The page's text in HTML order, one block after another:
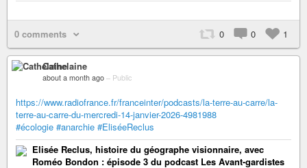
0 comments 0 0 1
Cathelaine
about a month ago – Public
https://www.radiofrance.fr/franceinter/podcasts/la-terre-au-carre/la-
terre-au-carre-du-mercredi-14-janvier-2026-4981988
#écologie #anarchie #EliséeReclus
Elisée Reclus, histoire du géographe visionnaire, avec
Roméo Bondon : épisode 3 du podcast Les Avant-gardistes